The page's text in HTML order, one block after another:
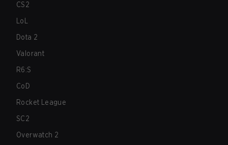
CS2
LoL
Dota 2
Valorant
R6:S
CoD
Rocket League
SC2
Overwatch 2